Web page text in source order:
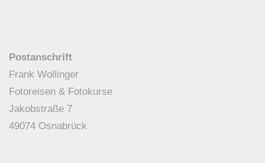
Postanschrift
Frank Wollinger
Fotoreisen & Fotokurse
Jakobstraße 7
49074 Osnabrück